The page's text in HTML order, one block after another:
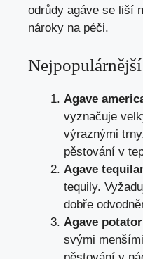
odrůdy agáve se liší
nároky na péči.
Agave
vyznačuje
výraznými
pěstování v
Agave
tequily.
dobře
Agave
svými